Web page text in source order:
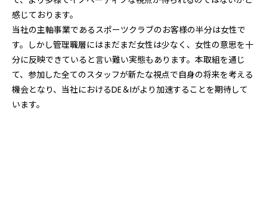
感じております。
当社の主軸事業であるスポーツクラブのお客様の半分は女性で
す。しかし管理職層にはまだまだ女性は少なく、女性の意思を十
分に反映できていると言い難い実態もあります。本取組を通じ
て、参加した全てのスタッフが新たな視点で自身の将来を考える
機会となり、当社におけるDE＆Iがより加速することを期待して
います。